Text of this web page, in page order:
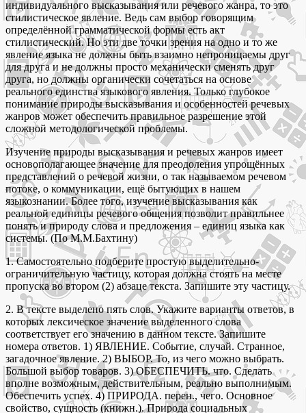
индивидуального высказывания или речевого жанра, то это
стилистическое явление. Ведь сам выбор говорящим
определённой грамматической формы есть акт
стилистический. Но эти две точки зрения на одно и то же
явление языка не должны быть взаимно непроницаемы друг
для друга и не должны просто механически сменять друг
друга, но должны органически сочетаться на основе
реального единства языкового явления. Только глубокое
понимание природы высказывания и особенностей речевых
жанров может обеспечить правильное разрешение этой
сложной методологической проблемы.
Изучение природы высказывания и речевых жанров имеет
основополагающее значение для преодоления упрощённых
представлений о речевой жизни, о так называемом речевом
потоке, о коммуникации, ещё бытующих в нашем
языкознании. Более того, изучение высказывания как
реальной единицы речевого общения позволит правильнее
понять и природу слова и предложения – единиц языка как
системы. (По М.М.Бахтину)
1. Самостоятельно подберите простую выделительно-
ограничительную частицу, которая должна стоять на месте
пропуска во втором (2) абзаце текста. Запишите эту частицу.
2. В тексте выделено пять слов. Укажите варианты ответов, в
которых лексическое значение выделенного слова
соответствует его значению в данном тексте. Запишите
номера ответов. 1) ЯВЛЕНИЕ. Событие, случай. Странное,
загадочное явление. 2) ВЫБОР. То, из чего можно выбрать.
Большой выбор товаров. 3) ОБЕСПЕЧИТЬ. что. Сделать
вполне возможным, действительным, реально выполнимым.
Обеспечить успех. 4) ПРИРОДА. перен., чего. Основное
свойство, сущность (книжн.). Природа социальных